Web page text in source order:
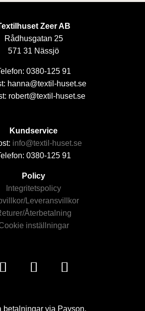
Zeer AB
Rådhusgatan 25
571 31 Nässjö
0380-125 91
hanna@textil-huset.se
robert@textil-huset.se
Kundservice
info@textil-huset.se
0380-125 91
Policy
Integritetspolicy
Leveransvillkor
Återbetalning
inställningar
betalningar via Payson.